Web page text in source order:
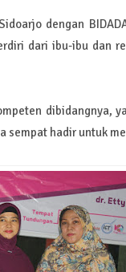
dengan
dari ibu-ibu dan
dibidangnya,
hadir untuk